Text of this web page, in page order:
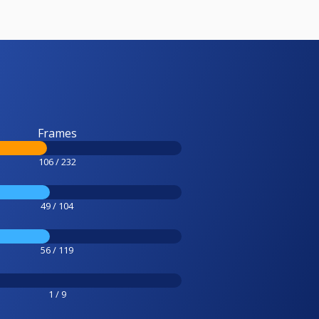
Frames
106 / 232
49 / 104
56 / 119
1 / 9